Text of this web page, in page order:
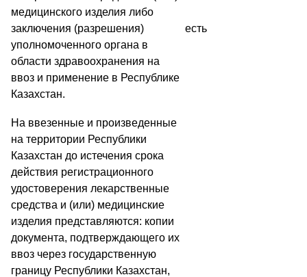
медицинского изделия либо
заключения (разрешения)
уполномоченного органа в
области здравоохранения на
ввоз и применение в Республике
Казахстан.
есть
На ввезенные и произведенные
на территории Республики
Казахстан до истечения срока
действия регистрационного
удостоверения лекарственные
средства и (или) медицинские
изделия представляются: копии
документа, подтверждающего их
ввоз через государственную
границу Республики Казахстан,